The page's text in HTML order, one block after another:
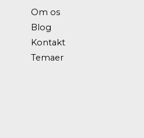
Om os
Blog
Kontakt
Temaer